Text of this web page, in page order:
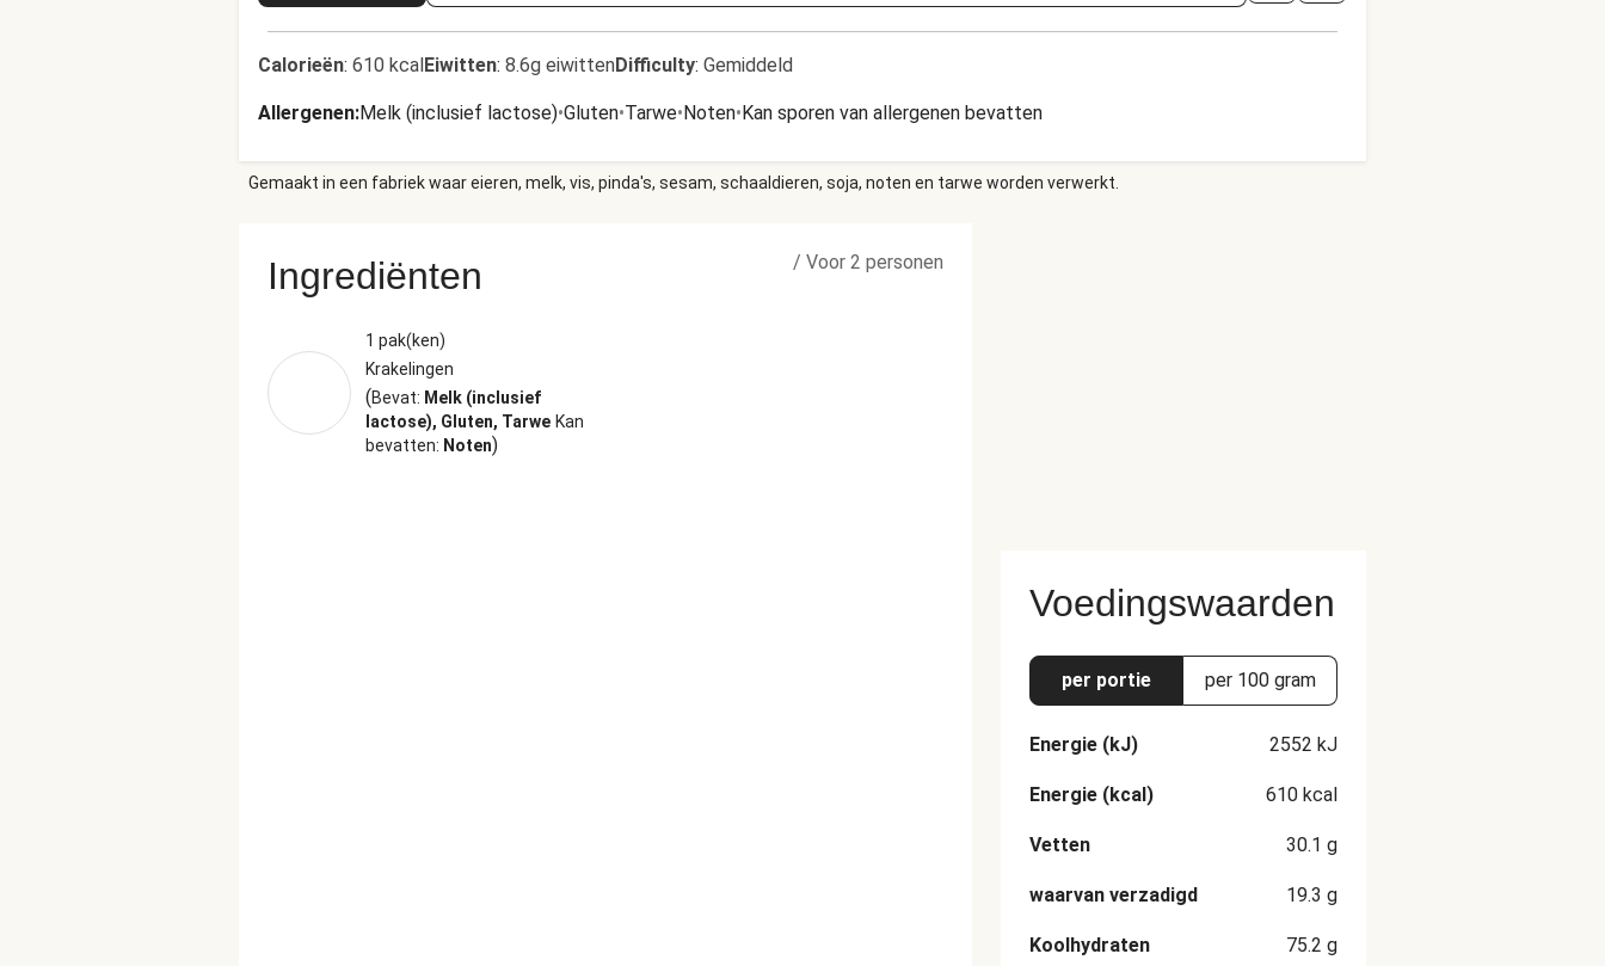
Calorieën: 610 kcalEiwitten: 8.6g eiwittenDifficulty: Gemiddeld
Allergenen:Melk (inclusief lactose)•Gluten•Tarwe•Noten•Kan sporen van allergenen bevatten
Gemaakt in een fabriek waar eieren, melk, vis, pinda's, sesam, schaaldieren, soja, noten en tarwe worden verwerkt.
Ingrediënten / Voor 2 personen
1 pak(ken)
Krakelingen
(Bevat: Melk (inclusief
lactose), Gluten, Tarwe Kan
bevatten: Noten)
Voedingswaarden
per portie per 100 gram
Energie (kJ) 2552 kJ
Energie (kcal) 610 kcal
Vetten 30.1 g
waarvan verzadigd 19.3 g
Koolhydraten 75.2 g